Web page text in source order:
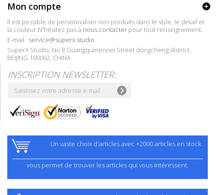
Mon compte
Il est possible de personnaliser nos produits dans le style, le détail et
la couleur.N'hésitez pas à nous contacter pour tout renseignement.
E-mail : service@superx.studio
SuperX Studio, No.8 Guangqumennei Street dongcheng district,
BEIJING 100062, CHINA
INSCRIPTION NEWSLETTER:
Un vaste choix d'articles avec +2000 articles en stock
vous permet de trouver les articles qui vous intéressent.